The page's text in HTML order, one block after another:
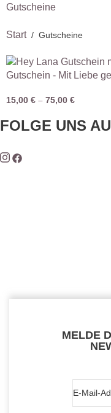
Gutscheine
Start / Gutscheine
Gutschein - Mit Liebe
15,00 € – 75,00 €
FOLGE UNS
MELDE